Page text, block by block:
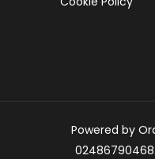
Powered by
02486790468